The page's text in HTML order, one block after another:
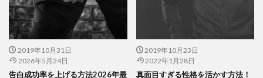
2019年10月31日
2026年5月24日
告白成功率を上げる方法2026年最
2019年10月23日
2022年1月28日
真面目すぎる性格を活かす方法！